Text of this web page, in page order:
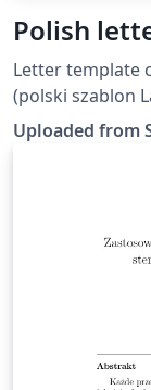
Polish
Letter template
(polski szablon
template was
subsequently
Uploaded from